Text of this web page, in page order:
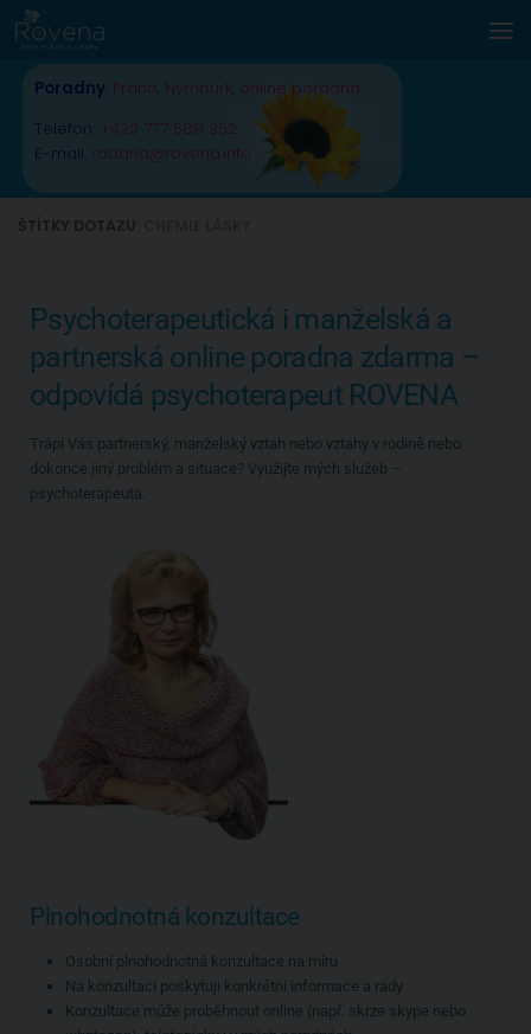
Skip to content
Poradny Praha Nymburk online poradna
Telefon: +420 777 588 352
E-mail: radana@rovena.info
Psychoterapeutická i manželská a
partnerská online poradna zdarma –
odpovídá psychoterapeut ROVENA
Trápí Vás partnerský, manželský vztah nebo vztahy v rodině nebo
dokonce jiný problém a situace? Využijte mých služeb –
psychoterapeuta.
Plnohodnotná konzultace
Osobní plnohodnotná konzultace na míru
Na konzultaci poskytuji konkrétní informace a rady
Konzultace může proběhnout online (např. skrze skype nebo